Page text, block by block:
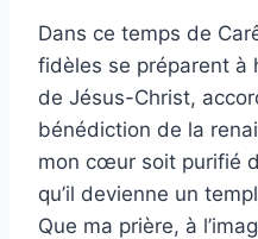
Dans ce temps de
fidèles se préparent à
de Jésus-Christ,
bénédiction de la
mon cœur soit purifié
qu’il devienne un
Que ma prière, à